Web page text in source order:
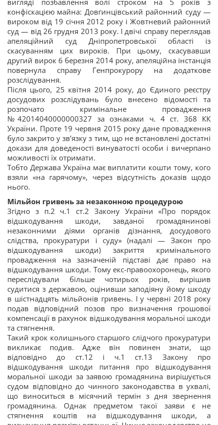
вигляді позбавлення волі строком на 5 років з
конфіскацією майна: Довгинцівський районний суду —
вироком від 19 січня 2012 року і Жовтневий районний
суд — від 26 грудня 2013 року. І двічі справу переглядав
апеляційний суд Дніпропетровської області із
скасуванням цих вироків. При цьому, скасувавши
другий вирок 6 березня 2014 року, апеляційна інстанція
повернула справу Генпрокурору на додаткове
розслідування.
Після цього, 25 квітня 2014 року, до Єдиного реєстру
досудових розслідувань було внесено відомості та
розпочато кримінальне провадження
№42014040000000327 за ознаками ч. 4 ст. 368 КК
України. Проте 19 червня 2015 року дане провадження
було закрито у зв’язку з тим, що не встановлені достатні
докази для доведеності винуватості особи і вичерпано
можливості їх отримати.
Тобто Держава Україна має виплатити кошти тому, кого
взяли «на гарячому», через відсутність доказів щодо
нього.
Мільйон гривень за незаконною процедурою
Згідно з п.2 ч.1 ст.2 Закону України «Про порядок
відшкодування шкоди, завданої громадянинові
незаконними діями органів дізнання, досудового
слідства, прокуратури і суду» (надалі — Закон про
відшкодування шкоди) закриття кримінального
провадження на зазначеній підставі дає право на
відшкодування шкоди. Тому екс-правоохоронець, якого
переслідували більше чотирьох років, вирішив
судитися з державою, оцінивши заподіяну йому шкоду
в шістнадцять мільйонів гривень. І у червні 2018 року
подав відповідний позов про визначення грошової
компенсації в рахунок відшкодування моральної шкоди
та стягнення.
Такий крок колишнього старшого слідчого прокуратури
викликає подив. Адже він повинен знати, що
відповідно до ст.12 і ч.1 ст.13 Закону про
відшкодування шкоди питання про відшкодування
моральної шкоди за заявою громадянина вирішується
судом відповідно до чинного законодавства в ухвалі,
що виноситься в місячний термін з дня звернення
громадянина. Однак предметом такої заяви є не
стягнення коштів на відшкодування шкоди, а